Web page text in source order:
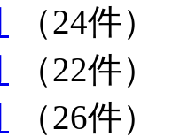
（24件）
（22件）
（26件）